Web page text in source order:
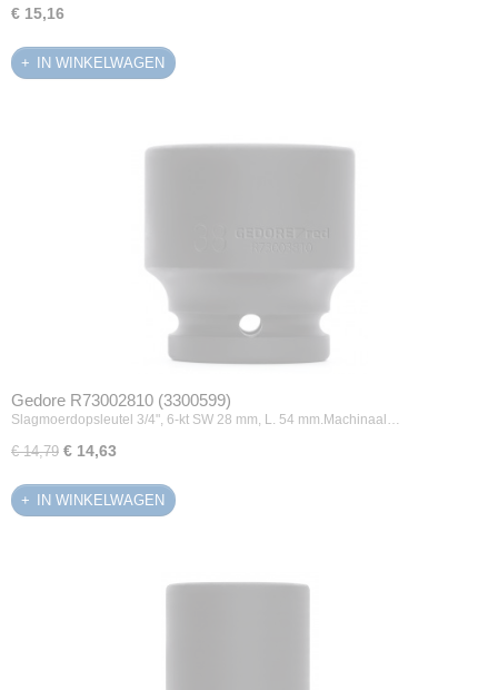
€ 15,16
IN WINKELWAGEN
Gedore R73002810 (3300599)
Slagmoerdopsleutel 3/4", 6-kt SW 28 mm, L. 54 mm.Machinaal…
€ 14,79 € 14,63
IN WINKELWAGEN